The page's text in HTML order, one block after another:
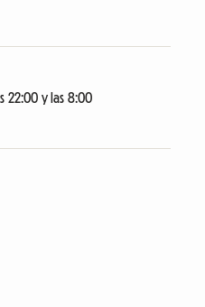
22:00 y las 8:00